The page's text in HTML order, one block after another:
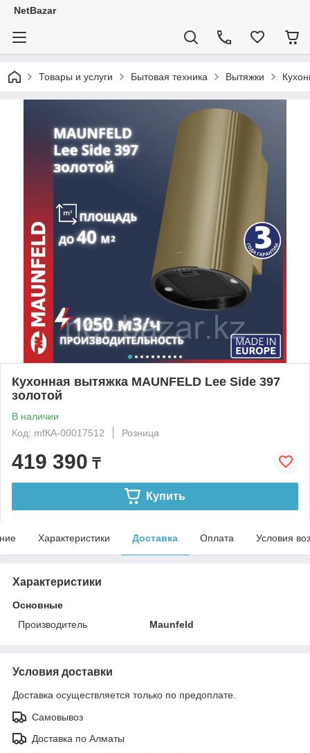
NetBazar
Товары и услуги Бытовая техника Вытяжки
Кухонная вытяжка MAUNFELD Lee Side 397
золотой
В наличии
Код: mfКА-00017512
Розница
419 390 ₸
Купить
Характеристики Доставка Оплата Условия
Характеристики
Основные
Производитель
Maunfeld
Условия доставки
Доставка осуществляется только по предоплате.
Самовывоз
Доставка по Алматы